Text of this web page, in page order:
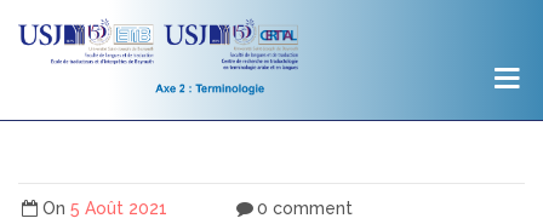
On 5 Août 2021
0 comment